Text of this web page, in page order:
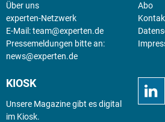
Über uns
experten-Netzwerk
E-Mail:team@experten.de
Pressemeldungen bitte an:
news@experten.de
Abo
KIOSK
Unsere Magazine gibt es digital
im Kiosk.